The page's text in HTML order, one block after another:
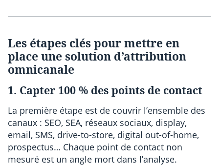
Les étapes clés pour mettre en
place une solution d’attribution
omnicanale
1. Capter 100 % des points de contact
La première étape est de couvrir l’ensemble des
canaux : SEO, SEA, réseaux sociaux, display,
email, SMS, drive-to-store, digital out-of-home,
prospectus… Chaque point de contact non
mesuré est un angle mort dans l’analyse.